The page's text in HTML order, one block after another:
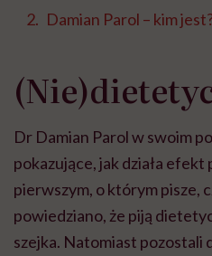
Damian Parol – kim
Dr Damian Parol w swoim
pokazujące, jak działa
pierwszym, o którym pisze,
powiedziano, że piją
szejka. Natomiast pozostali